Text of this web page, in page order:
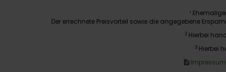
1
Der errechnete Preisvorteil sowie die angegebene
2 Hierbei
3 Hierbei
Impressum